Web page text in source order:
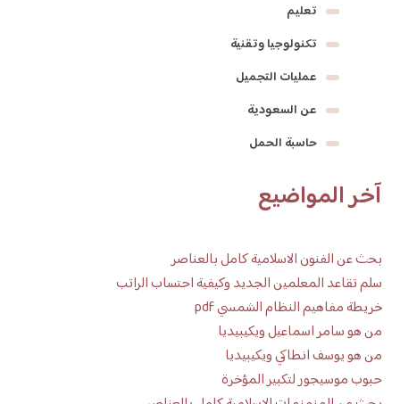
تعليم
تكنولوجيا وتقنية
عمليات التجميل
عن السعودية
حاسبة الحمل
آخر المواضيع
بحث عن الفنون الاسلامية كامل بالعناصر
سلم تقاعد المعلمين الجديد وكيفية احتساب الراتب
خريطة مفاهيم النظام الشمسي pdf
من هو سامر اسماعيل ويكيبيديا
من هو يوسف انطاكي ويكيبيديا
حبوب موسيجور لتكبير المؤخرة